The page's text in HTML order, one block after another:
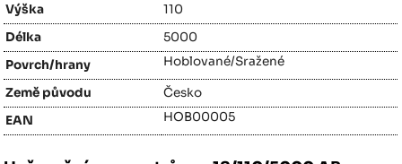
Výška
110
Délka
5000
Povrch/hrany
Hoblované/Sražené
Země původu
Česko
EAN
HOB00005